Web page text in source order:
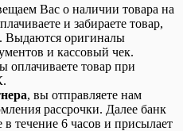
Вас о наличии товара на
и забираете товар,
Выдаются оригиналы
и кассовый чек.
оплачиваете товар при
, вы отправляете нам
рассрочки. Далее банк
течение 6 часов и присылает